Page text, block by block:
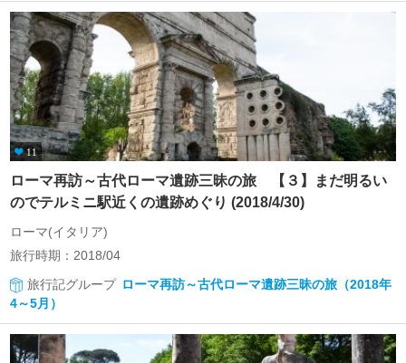
11
ローマ再訪～古代ローマ遺跡三昧の旅 【３】まだ明るい
のでテルミニ駅近くの遺跡めぐり (2018/4/30)
ローマ(イタリア)
旅行時期：2018/04
旅行記グループ ローマ再訪～古代ローマ遺跡三昧の旅（2018年
4～5月）